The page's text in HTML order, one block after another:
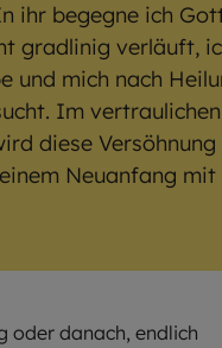
ihr begegne ich
gradlinig verläuft,
und mich nach
Im vertraulichen
diese Versöhnung
Neuanfang mit
oder danach, endlich